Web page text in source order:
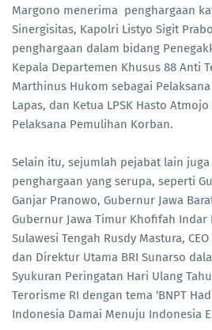
Margono menerima penghargaan
Sinergisitas, Kapolri Listyo Sigit
penghargaan dalam bidang
Kepala Departemen Khusus 88 Anti
Marthinus Hukom sebagai
Lapas, dan Ketua LPSK Hasto
Pelaksana Pemulihan Korban.
Selain itu, sejumlah pejabat lain
penghargaan yang serupa, seperti
Ganjar Pranowo, Gubernur Jawa
Gubernur Jawa Timur Khofifah Indar
Sulawesi Tengah Rusdy Mastura,
dan Direktur Utama BRI Sunarso
Syukuran Peringatan Hari Ulang
Terorisme RI dengan tema ‘BNPT
Indonesia Damai Menuju Indonesia